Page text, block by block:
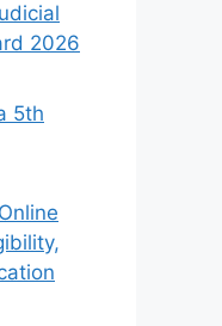
2026
5th